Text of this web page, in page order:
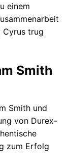
einem
Cyrus trug
Smith
Smith und
von Durex-
zum Erfolg